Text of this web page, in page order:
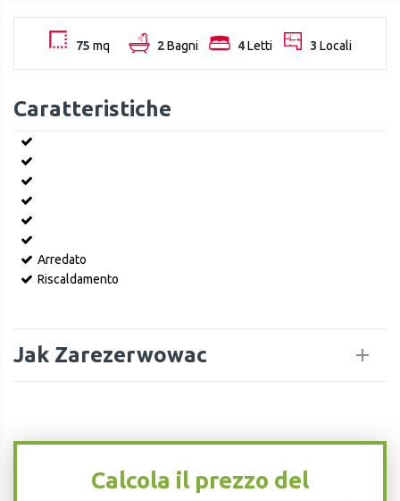
75 mq 2Bagni 4Letti 3 Locali
Caratteristiche
Arredato
Riscaldamento
Jak Zarezerwowac
Calcola il prezzo del